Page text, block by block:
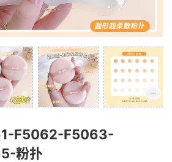
F5062-F5063-
粉扑